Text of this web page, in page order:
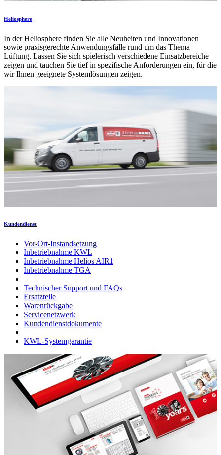
Heliosphere
In der Heliosphere finden Sie alle Neuheiten und Innovationen
sowie praxisgerechte Anwendungsfälle rund um das Thema
Lüftung. Lassen Sie sich spielerisch verschiedene Einsatzbereiche
zeigen und tauchen Sie tief in spezifische Anforderungen ein, für die
wir Ihnen geeignete Systemlösungen zeigen.
Kundendienst
Vor-Ort-Instandsetzung
Inbetriebnahme KWL
Inbetriebnahme Helios AIR1
Inbetriebnahme TGA
Technischer Support und FAQs
Ersatzteile
Warenrückgabe
Servicenetzwerk
Kundendienstdokumente
KWL-Systemgarantie